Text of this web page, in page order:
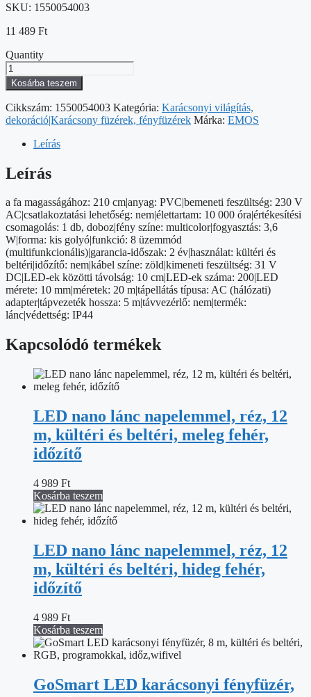
SKU: 1550054003
11 489 Ft
Quantity
LED
karácsonyi
fényfüzér,
cseresznye
–
golyók,
kültéri
és
többszínű,
progr.
mennyiség
Kosárba teszem
Cikkszám: 1550054003 Kategória: Karácsonyi világítás,
dekoráció|Karácsony füzérek, fényfüzérek Márka: EMOS
Leírás
Leírás
a fa magasságához: 210 cm|anyag: PVC|bemeneti feszültség: 230 V
AC|csatlakoztatási lehetőség: nem|élettartam: 10 000 óra|értékesítési
csomagolás: 1 db, doboz|fény színe: multicolor|fogyasztás: 3,6
W|forma: kis golyó|funkció: 8 üzemmód
(multifunkcionális)|garancia-időszak: 2 év|használat: kültéri és
beltéri|időzítő: nem|kábel színe: zöld|kimeneti feszültség: 31 V
DC|LED-ek közötti távolság: 10 cm|LED-ek száma: 200|LED
mérete: 10 mm|méretek: 20 m|tápellátás típusa: AC (hálózati)
adapter|tápvezeték hossza: 5 m|távvezérlő: nem|termék:
lánc|védettség: IP44
Kapcsolódó termékek
LED nano lánc napelemmel, réz, 12
m, kültéri és beltéri, meleg fehér,
időzítő
4 989 Ft
Kosárba teszem
LED nano lánc napelemmel, réz, 12
m, kültéri és beltéri, hideg fehér,
időzítő
4 989 Ft
Kosárba teszem
GoSmart LED karácsonyi fényfüzér,